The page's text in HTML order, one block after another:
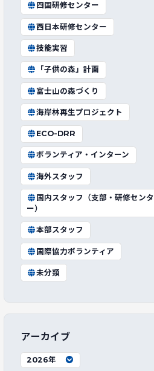
四国研修センター
西日本研修センター
技能実習
「子供の森」計画
富士山の森づくり
海岸林再生プロジェクト
ECO-DRR
ボランティア・インターン
海外スタッフ
国内スタッフ（支部・研修センタ
ー）
本部スタッフ
国際協力ボランティア
未分類
アーカイブ
2026年